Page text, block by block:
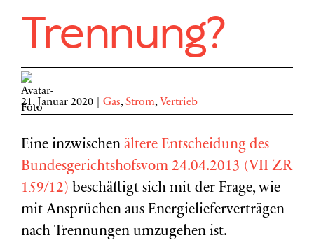
Trennung?
21. Januar 2020 Gas, Strom, Vertrieb
Eine inzwischen ältere Entscheidung des
Bundesgerichtshofsvom 24.04.2013 (VII ZR
159/12) beschäftigt sich mit der Frage, wie
mit Ansprüchen aus Energielieferverträgen
nach Trennungen umzugehen ist.